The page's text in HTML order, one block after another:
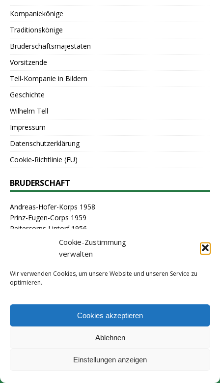
Cookie-Zustimmung
verwalten
Wir verwenden Cookies, um unsere Website und unseren Service zu
optimieren.
Cookies akzeptieren
Ablehnen
Einstellungen anzeigen
Kompaniekönige
Traditionskönige
Bruderschaftsmajestäten
Vorsitzende
Tell-Kompanie in Bildern
Geschichte
Wilhelm Tell
Impressum
Datenschutzerklärung
Cookie-Richtlinie (EU)
BRUDERSCHAFT
Andreas-Hofer-Korps 1958
Prinz-Eugen-Corps 1959
Reitercorps Lintorf 1956
St. Georg-Corps 1963
St. Lambertus-Corps 1976
Stammcorps 1963